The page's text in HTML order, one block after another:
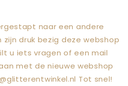
naar een andere
druk bezig deze webshop
u iets vragen of een mail
met de nieuwe webshop
Tot snel!